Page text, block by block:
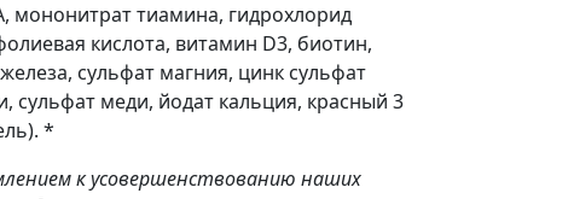
мононитрат тиамина, гидрохлорид
кислота, витамин D3, биотин,
сульфат магния, цинк сульфат
сульфат меди, йодат кальция, красный 3
*
к усовершенствованию наших